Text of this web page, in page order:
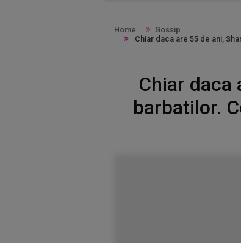
Home
Gossip
Chiar daca are 55 de ani,
Chiar daca
barbatilor.